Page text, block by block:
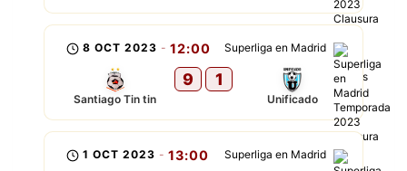
Superliga en Madrid
8 OCT 2023 - 12:00
Santiago Tin tin
9 1
Unificado
Superliga en Madrid
1 OCT 2023 - 13:00